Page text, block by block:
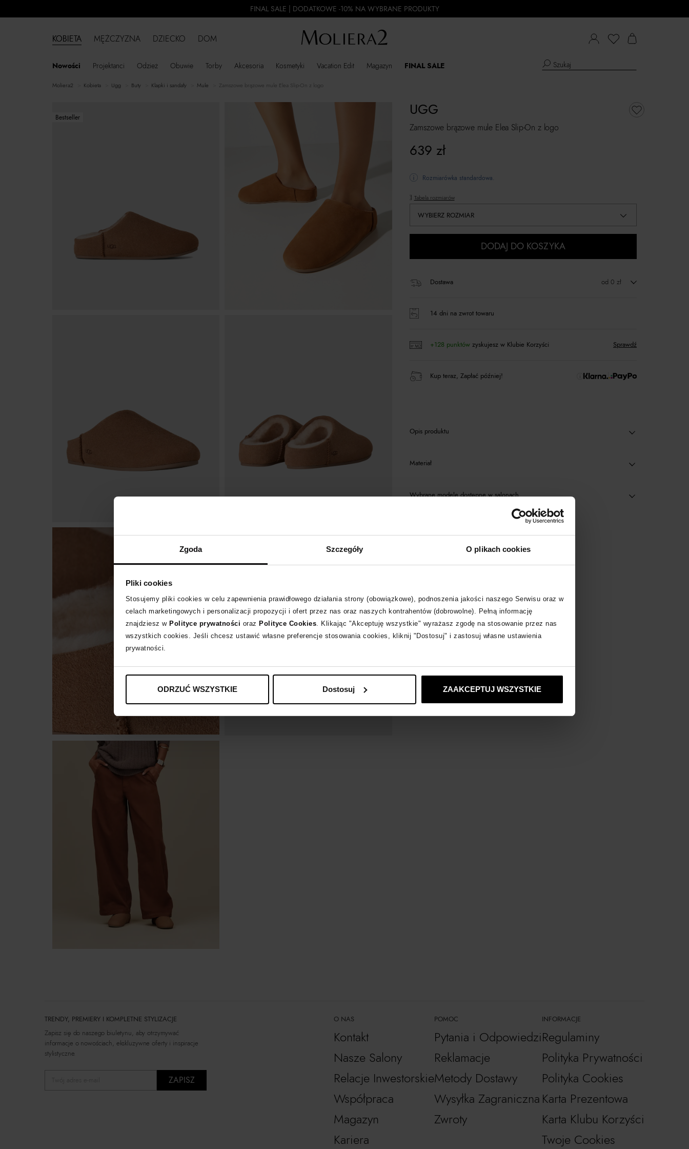
Zgoda Szczegóły O plikach cookies
Pliki cookies
Stosujemy pliki cookies w celu zapewnienia prawidłowego działania strony (obowiązkowe), podnoszenia jakości naszego Serwisu oraz w
celach marketingowych i personalizacji propozycji i ofert przez nas oraz naszych kontrahentów (dobrowolne). Pełną informację
znajdziesz w Polityce prywatności oraz Polityce Cookies. Klikając "Akceptuję wszystkie" wyrażasz zgodę na stosowanie przez nas
wszystkich cookies. Jeśli chcesz ustawić własne preferencje stosowania cookies, kliknij "Dostosuj" i zastosuj własne ustawienia
prywatności.
ODRZUĆ WSZYSTKIE Dostosuj ZAAKCEPTUJ WSZYSTKIE
FINAL SALE | DODATKOWE -10% NA WYBRANE PRODUKTY
KOBIETA
Nowości Projektanci Odzież Obuwie Torby Akcesoria Kosmetyki Vacation Edit Magazyn FINAL SALE
MĘŻCZYZNA DZIECKO DOM
moliera2 kobieta Ugg buty klapki i sandały mule Zamszowe brązowe mule Elea Slip-On z logo
Bestseller
Zamszowe brązowe mule Elea Slip-On z logo
UGG
639 zł
Rozmiarówka standardowa.
Tabela rozmiarów
WYBIERZ ROZMIAR
DODAJ DO KOSZYKA
Dostawa od 0 zł
14 dni na zwrot towaru
+128 punktówzyskujesz w Klubie Korzyści Sprawdź
Kup teraz, Zapłać później!
Opis produktu
Materiał
Wybrane modele dostępne w salonach
UGGzobacz inne produkty
TRENDY, PREMIERY I KOMPLETNE STYLIZACJE
Zapisz się do naszego biuletynu, aby otrzymywać
informacje o nowościach, ekskluzywne oferty i inspiracje
stylistyczne.
ZAPISZ
O NAS
Kontakt
Nasze Salony
Relacje Inwestorskie
Współpraca
Magazyn
Kariera
POMOC
Pytania i Odpowiedzi
Reklamacje
Metody Dostawy
Wysyłka Zagraniczna
Zwroty
INFORMACJE
Regulaminy
Polityka Prywatności
Polityka Cookies
Karta Prezentowa
Karta Klubu Korzyści
Twoje Cookies